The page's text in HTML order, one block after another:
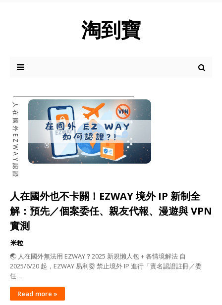
淘到寶
人在國外EZWAY認證
人在國外也不卡關！EZWAY 境外 IP 新制全
解：預先／個案委任、親友代報、漫遊與 VPN
實測
米粒
🌏 人在國外無法用 EZWAY？2025 新規懶人包＋各情境解法 自
2025/6/20 起，EZWAY 易利委 禁止境外 IP 進行「實名認證註冊／委
任…
Read more »